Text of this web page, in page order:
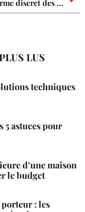
Le charme discret des arbres élancés : verticalité et intimité au jardin
LUS
techniques
5 astuces pour
d’une maison
le budget
: les